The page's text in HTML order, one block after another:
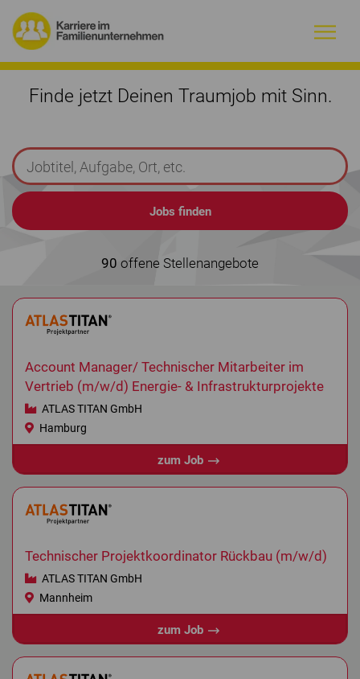
Warum Familienunternehmen?
Jobs
Magazin
Kontakt
Finde jetzt Deinen Traumjob mit Sinn.
90 offene Stellenangebote
Account Manager/ Technischer Mitarbeiter im
Vertrieb (m/w/d) Energie- & Infrastrukturprojekte
ATLAS TITAN GmbH
Hamburg
zum Job
Technischer Projektkoordinator Rückbau (m/w/d)
ATLAS TITAN GmbH
Mannheim
zum Job